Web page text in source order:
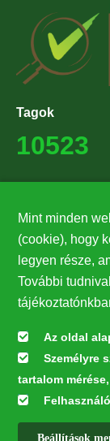
Tagok
10523
27224
Hírlevél
Értesüljön
Feliratkozás
Mint minden
(cookie), hogy
legyen része,
További
Az oldal
Személyre
tartalom
Beállítások